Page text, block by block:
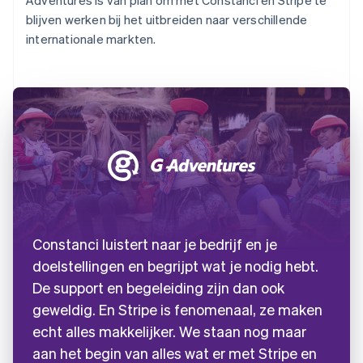
blijven werken bij het uitbreiden naar verschillende
internationale markten.
Constanci luistert naar je bedrijf en je
doelstellingen en begrijpt wat je nodig hebt.
De support en begeleiding zijn dan ook
geweldig. En Stripe is fenomenaal, ze maken
echt alles makkelijker. We staan nog maar
aan het begin van alles wat er met Stripe en